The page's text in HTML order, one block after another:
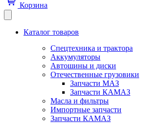
Корзина
Каталог товаров
Спецтехника и трактора
Аккумуляторы
Автошины и диски
Отечественные грузовики
Запчасти МАЗ
Запчасти КАМАЗ
Масла и фильтры
Импортные запчасти
Запчасти КАМАЗ